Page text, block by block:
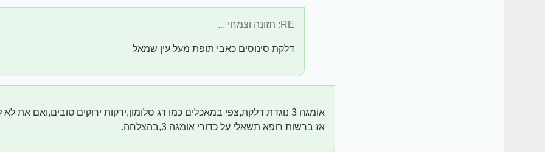
RE: תזונה וצמחי ...
דלקת סינוסים כאבי תופת מעל עין שמאל
אומגה 3 נוגדת דלקת,צפי במאכלים כמו דג סלומון,ירקות ירוקים טובים,ואם את
אז ברשות רופא תשאלי על כדורי אומגה 3,בהצלחה.